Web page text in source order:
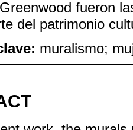
fueron
del patrimonio
muralismo;